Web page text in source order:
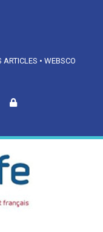
ARTICLES • WEBSCO